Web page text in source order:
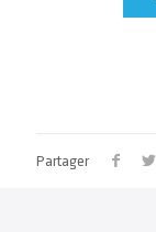
Partager